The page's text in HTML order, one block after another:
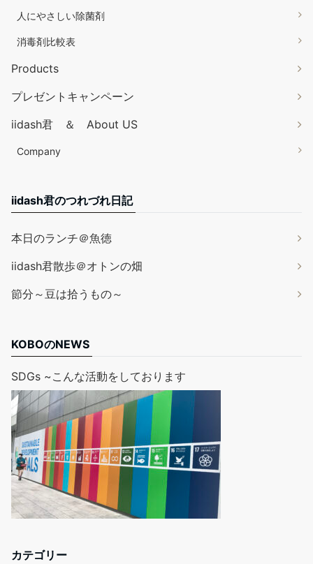
人にやさしい除菌剤
消毒剤比較表
Products
プレゼントキャンペーン
iidash君 ＆ About US
Company
iidash君のつれづれ日記
本日のランチ＠魚徳
iidash君散歩＠オトンの畑
節分～豆は拾うもの～
KOBOのNEWS
SDGs ~こんな活動をしております
カテゴリー